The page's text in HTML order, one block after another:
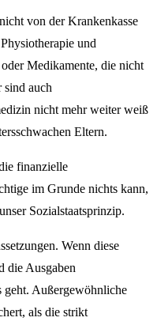
von der Krankenkasse
und
Medikamente, die nicht
sind auch
nicht mehr weiter weiß
Eltern.
finanzielle
im Grunde nichts kann,
Sozialstaatsprinzip.
Wenn diese
die Ausgaben
geht. Außergewöhnliche
als die strikt